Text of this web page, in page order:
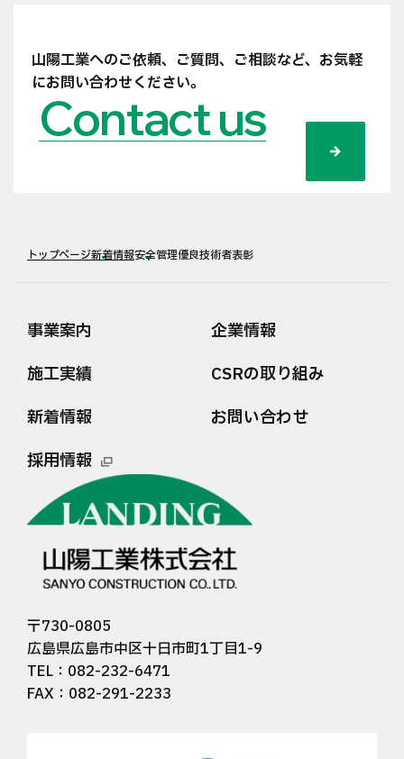
山陽工業へのご依頼、ご質問、ご相談など、 お気軽
にお問い合わせください。
Contact us
トップページ新着情報安全管理優良技術者表彰
事業案内
企業情報
施工実績
CSRの取り組み
新着情報
お問い合わせ
採用情報
〒730-0805
広島県広島市中区十日市町1丁目1-9
TEL：082-232-6471
FAX：082-291-2233